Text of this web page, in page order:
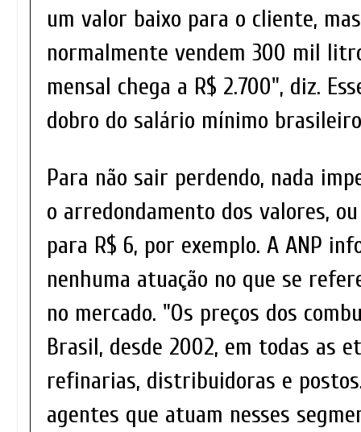
um valor baixo para o cliente,
normalmente vendem 300 mil
mensal chega a R$ 2.700", diz.
dobro do salário mínimo
Para não sair perdendo, nada
o arredondamento dos valores,
para R$ 6, por exemplo. A ANP
nenhuma atuação no que se
no mercado. "Os preços dos
Brasil, desde 2002, em todas as
refinarias, distribuidoras e
agentes que atuam nesses